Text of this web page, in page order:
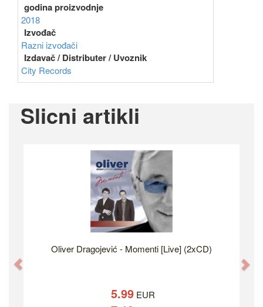
godina proizvodnje
2018
Izvođač
Razni izvođači
Izdavač / Distributer / Uvoznik
City Records
Slicni artikli
Oliver Dragojević - Momenti [Live] (2xCD)
5.99 EUR